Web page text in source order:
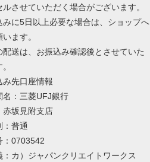
ルさせていただく場合がございます。
に5日以上必要な場合は、ショップへ
ます。
送は、お振込み確認後とさせていた
先口座情報
名：三菱UFJ銀行
赤坂見附支店
：普通
：0703542
：カ）ジャパンクリエイトワークス